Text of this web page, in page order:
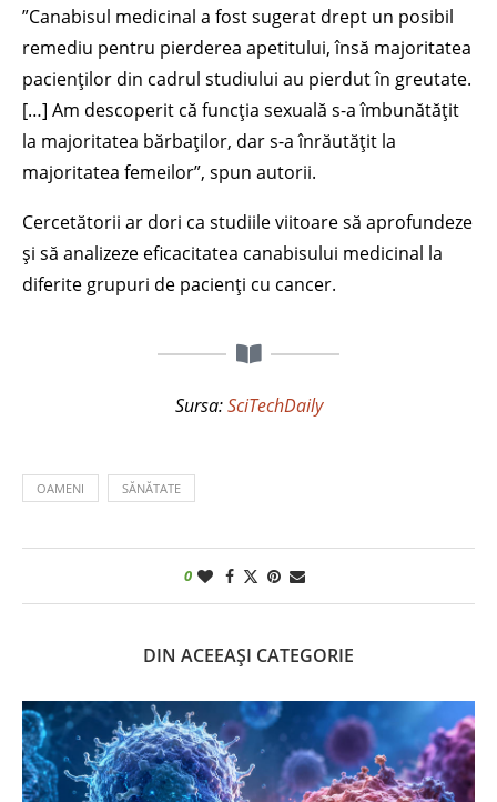
”Canabisul medicinal a fost sugerat drept un posibil
remediu pentru pierderea apetitului, însă majoritatea
pacienților din cadrul studiului au pierdut în greutate.
[…] Am descoperit că funcția sexuală s-a îmbunătățit
la majoritatea bărbaților, dar s-a înrăutățit la
majoritatea femeilor”, spun autorii.
Cercetătorii ar dori ca studiile viitoare să aprofundeze
și să analizeze eficacitatea canabisului medicinal la
diferite grupuri de pacienți cu cancer.
Sursa:SciTechDaily
OAMENI SĂNĂTATE
0
DIN ACEEAȘI CATEGORIE